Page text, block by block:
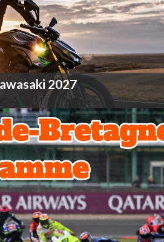
2027